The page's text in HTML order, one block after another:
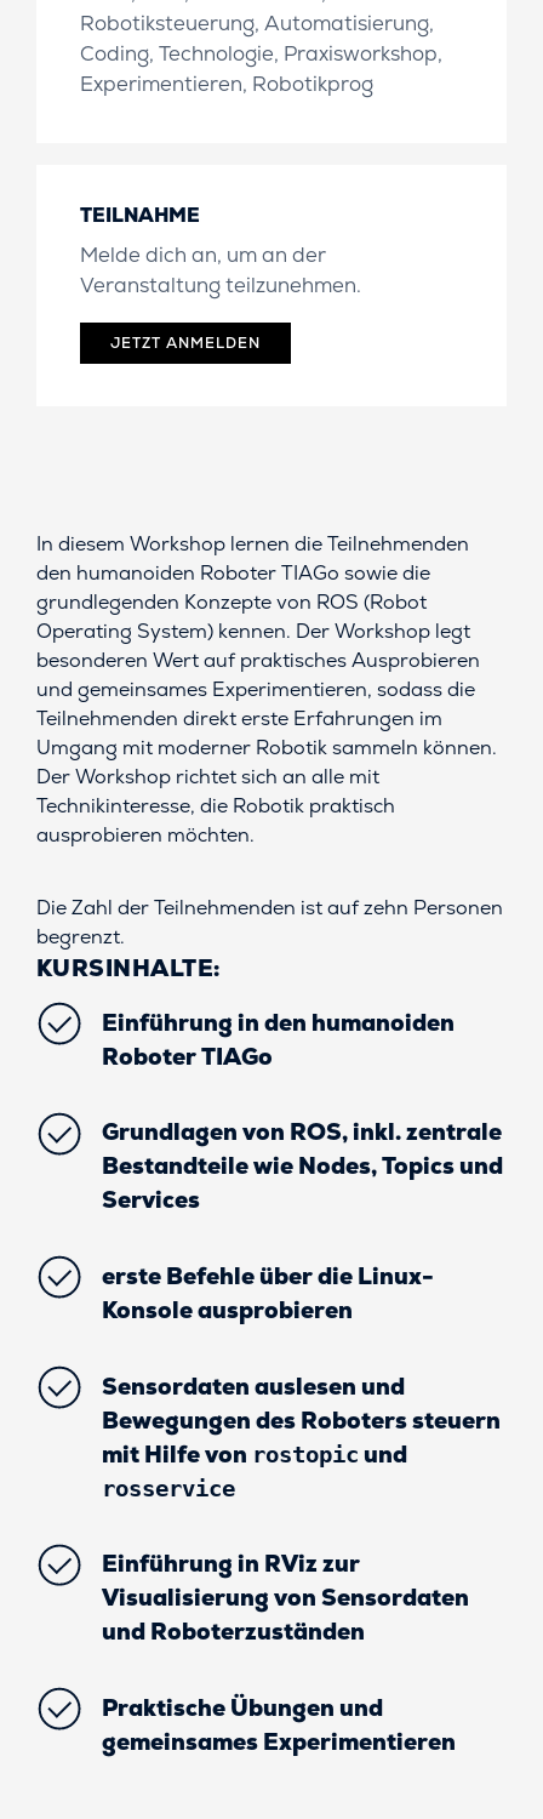
TEILNAHME
Melde dich an, um an der
Veranstaltung teilzunehmen.
JETZT ANMELDEN
Robotiksteuerung, Automatisierung,
Coding, Technologie, Praxisworkshop,
Experimentieren, Robotikprog
In diesem Workshop lernen die Teilnehmenden
den humanoiden Roboter TIAGo sowie die
grundlegenden Konzepte von ROS (Robot
Operating System) kennen. Der Workshop legt
besonderen Wert auf praktisches Ausprobieren
und gemeinsames Experimentieren, sodass die
Teilnehmenden direkt erste Erfahrungen im
Umgang mit moderner Robotik sammeln können.
Der Workshop richtet sich an alle mit
Technikinteresse, die Robotik praktisch
ausprobieren möchten.
Die Zahl der Teilnehmenden ist auf zehn Personen
begrenzt.
KURSINHALTE:
Einführung in den humanoiden
Roboter TIAGo
Grundlagen von ROS, inkl. zentrale
Bestandteile wie Nodes, Topics und
Services
erste Befehle über die Linux-
Konsole ausprobieren
Sensordaten auslesen und
Bewegungen des Roboters steuern
mit Hilfe von rostopic und
rosservice
Einführung in RViz zur
Visualisierung von Sensordaten
und Roboterzuständen
Praktische Übungen und
gemeinsames Experimentieren